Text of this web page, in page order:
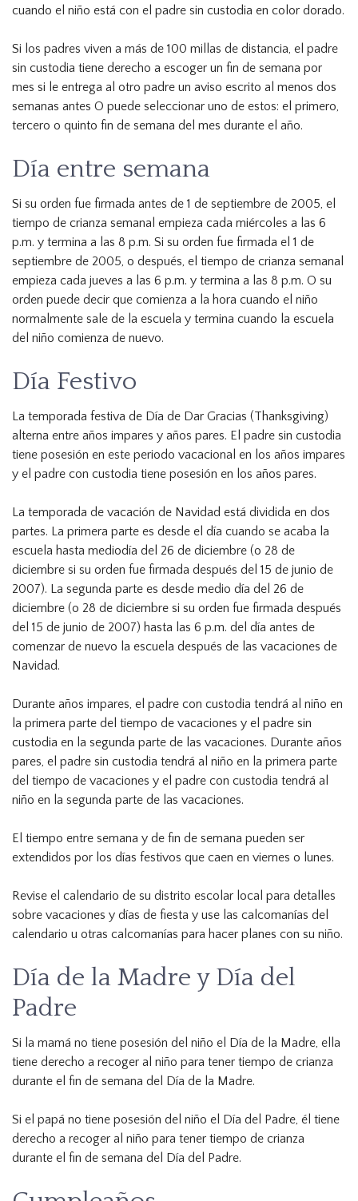
cuando el niño está con el padre sin custodia en color dorado.
Si los padres viven a más de 100 millas de distancia, el padre
sin custodia tiene derecho a escoger un fin de semana por
mes si le entrega al otro padre un aviso escrito al menos dos
semanas antes O puede seleccionar uno de estos: el primero,
tercero o quinto fin de semana del mes durante el año.
Día entre semana
Si su orden fue firmada antes de 1 de septiembre de 2005, el
tiempo de crianza semanal empieza cada miércoles a las 6
p.m. y termina a las 8 p.m. Si su orden fue firmada el 1 de
septiembre de 2005, o después, el tiempo de crianza semanal
empieza cada jueves a las 6 p.m. y termina a las 8 p.m. O su
orden puede decir que comienza a la hora cuando el niño
normalmente sale de la escuela y termina cuando la escuela
del niño comienza de nuevo.
Día Festivo
La temporada festiva de Día de Dar Gracias (Thanksgiving)
alterna entre años impares y años pares. El padre sin custodia
tiene posesión en este periodo vacacional en los años impares
y el padre con custodia tiene posesión en los años pares.
La temporada de vacación de Navidad está dividida en dos
partes. La primera parte es desde el día cuando se acaba la
escuela hasta mediodía del 26 de diciembre (o 28 de
diciembre si su orden fue firmada después del 15 de junio de
2007). La segunda parte es desde medio día del 26 de
diciembre (o 28 de diciembre si su orden fue firmada después
del 15 de junio de 2007) hasta las 6 p.m. del día antes de
comenzar de nuevo la escuela después de las vacaciones de
Navidad.
Durante años impares, el padre con custodia tendrá al niño en
la primera parte del tiempo de vacaciones y el padre sin
custodia en la segunda parte de las vacaciones. Durante años
pares, el padre sin custodia tendrá al niño en la primera parte
del tiempo de vacaciones y el padre con custodia tendrá al
niño en la segunda parte de las vacaciones.
El tiempo entre semana y de fin de semana pueden ser
extendidos por los días festivos que caen en viernes o lunes.
Revise el calendario de su distrito escolar local para detalles
sobre vacaciones y días de fiesta y use las calcomanías del
calendario u otras calcomanías para hacer planes con su niño.
Día de la Madre y Día del
Padre
Si la mamá no tiene posesión del niño el Día de la Madre, ella
tiene derecho a recoger al niño para tener tiempo de crianza
durante el fin de semana del Día de la Madre.
Si el papá no tiene posesión del niño el Día del Padre, él tiene
derecho a recoger al niño para tener tiempo de crianza
durante el fin de semana del Día del Padre.